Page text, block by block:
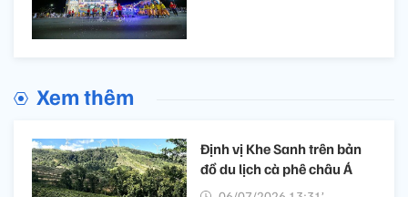
Xem thêm
Định vị Khe Sanh trên bản
đồ du lịch cà phê châu Á